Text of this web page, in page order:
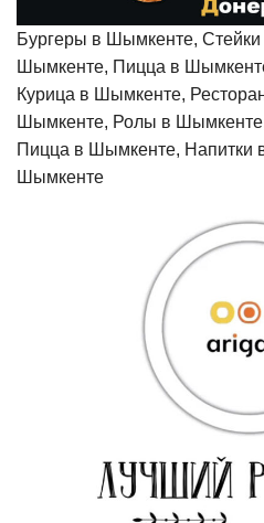
Бургеры в Шымкенте,
Шымкенте, Пицца в
Курица в Шымкенте,
Шымкенте, Ролы в
Пицца в Шымкенте, Напитки
Шымкенте